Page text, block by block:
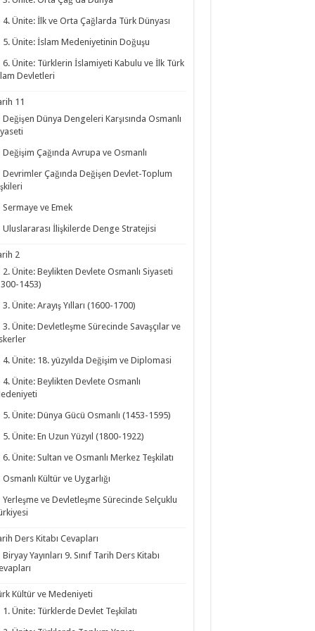
4. Ünite: İlk ve Orta Çağlarda Türk Dünyası
5. Ünite: İslam Medeniyetinin Doğuşu
6. Ünite: Türklerin İslamiyeti Kabulu ve İlk Türk
Devletleri
11
Değişen Dünya Dengeleri Karşısında Osmanlı
Değişim Çağında Avrupa ve Osmanlı
Devrimler Çağında Değişen Devlet-Toplum
Sermaye ve Emek
Uluslararası İlişkilerde Denge Stratejisi
2
2. Ünite: Beylikten Devlete Osmanlı Siyaseti
1453)
3. Ünite: Arayış Yılları (1600-1700)
3. Ünite: Devletleşme Sürecinde Savaşçılar ve
4. Ünite: 18. yüzyılda Değişim ve Diplomasi
4. Ünite: Beylikten Devlete Osmanlı
5. Ünite: Dünya Gücü Osmanlı (1453-1595)
5. Ünite: En Uzun Yüzyıl (1800-1922)
6. Ünite: Sultan ve Osmanlı Merkez Teşkilatı
Osmanlı Kültür ve Uygarlığı
Yerleşme ve Devletleşme Sürecinde Selçuklu
Ders Kitabı Cevapları
Biryay Yayınları 9. Sınıf Tarih Ders Kitabı
Kültür ve Medeniyeti
1. Ünite: Türklerde Devlet Teşkilatı